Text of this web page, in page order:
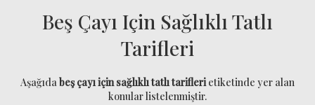
Beş Çayı Için Sağlıklı Tatlı
Tarifleri
Aşağıdabeş çayı için sağlıklı tatlı tariflerietiketinde yer alan
konular listelenmiştir.